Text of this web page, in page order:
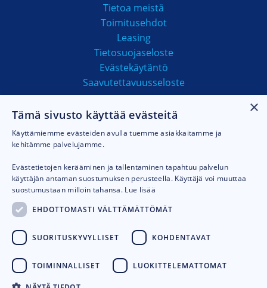
Tietoa meistä
Toimitusehdot
Leasing
Tietosuojaseloste
Evästekäytäntö
Saavutettavuusseloste
MAKSUTAVAT
×
Tämä sivusto käyttää evästeitä
Käyttämiemme evästeiden avulla tuemme asiakkaitamme ja
kehitämme palvelujamme.
Evästetietojen kerääminen ja tallentaminen tapahtuu palvelun
käyttäjän antaman suostumuksen perusteella. Käyttäjä voi muuttaa
suostumustaan milloin tahansa. Lue lisää
EHDOTTOMASTI VÄLTTÄMÄTTÖMÄT
SUORITUSKYVYLLISET KOHDENTAVAT
TOIMINNALLISET LUOKITTELEMATTOMAT